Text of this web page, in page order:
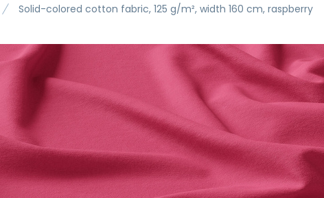
Solid-colored cotton fabric, 125 g/m², width 160 cm, raspberry